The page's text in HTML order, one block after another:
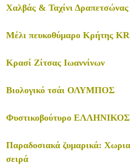
Χαλβάς & Ταχίνι
Μέλι πευκοθύμαρο Κρήτης
Κρασί Ζίτσας Ιωαννίνων
Βιολογικό τσάι ΟΛΥΜΠΟΣ
Φυστικοβούτυρο
Παραδοσιακά ζυμαρικά:
σειρά